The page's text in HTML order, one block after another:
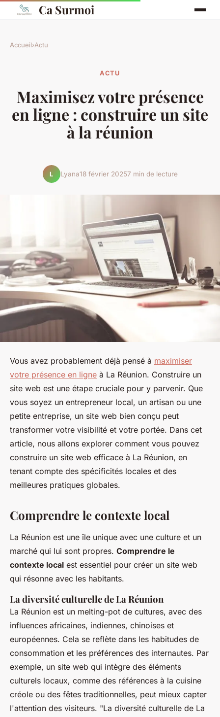
Ca Surmoi
Accueil›Actu
ACTU
Maximisez votre présence
en ligne : construire un site
à la réunion
L Lyana18 février 20257 min de lecture
Vous avez probablement déjà pensé à maximiser
votre présence en ligne à La Réunion. Construire un
site web est une étape cruciale pour y parvenir. Que
vous soyez un entrepreneur local, un artisan ou une
petite entreprise, un site web bien conçu peut
transformer votre visibilité et votre portée. Dans cet
article, nous allons explorer comment vous pouvez
construire un site web efficace à La Réunion, en
tenant compte des spécificités locales et des
meilleures pratiques globales.
Comprendre le contexte local
La Réunion est une île unique avec une culture et un
marché qui lui sont propres. Comprendre le
contexte local est essentiel pour créer un site web
qui résonne avec les habitants.
La diversité culturelle de La Réunion
La Réunion est un melting-pot de cultures, avec des
influences africaines, indiennes, chinoises et
européennes. Cela se reflète dans les habitudes de
consommation et les préférences des internautes. Par
exemple, un site web qui intègre des éléments
culturels locaux, comme des références à la cuisine
créole ou des fêtes traditionnelles, peut mieux capter
l'attention des visiteurs. "La diversité culturelle de La